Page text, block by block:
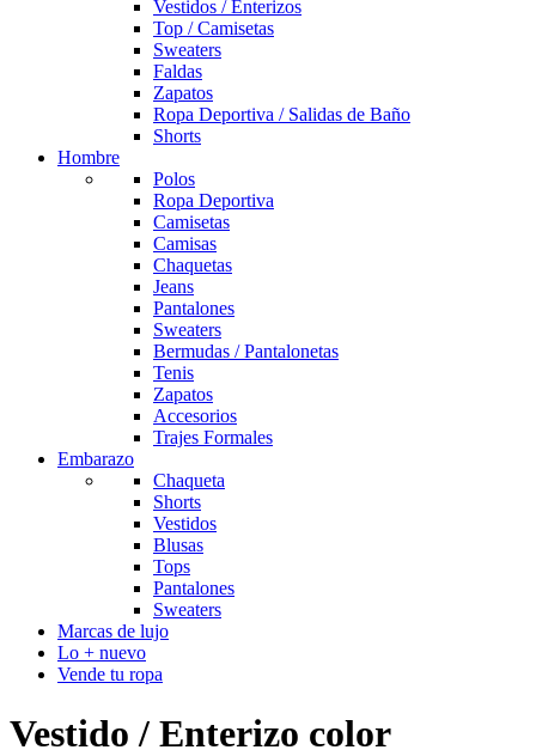
Vestidos / Enterizos
Top / Camisetas
Sweaters
Faldas
Zapatos
Ropa Deportiva / Salidas de Baño
Shorts
Hombre
Polos
Ropa Deportiva
Camisetas
Camisas
Chaquetas
Jeans
Pantalones
Sweaters
Bermudas / Pantalonetas
Tenis
Zapatos
Accesorios
Trajes Formales
Embarazo
Chaqueta
Shorts
Vestidos
Blusas
Tops
Pantalones
Sweaters
Marcas de lujo
Lo + nuevo
Vende tu ropa
Vestido / Enterizo color